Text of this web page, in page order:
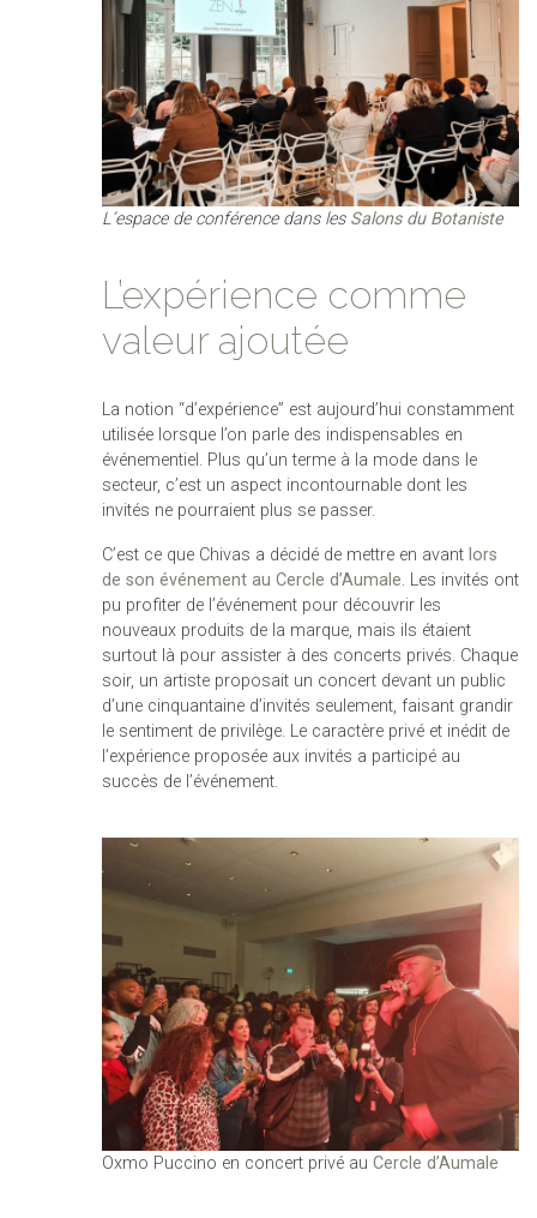
L’espace de conférence dans les Salons du Botaniste
L’expérience comme
valeur ajoutée
La notion “d’expérience” est aujourd’hui constamment
utilisée lorsque l’on parle des indispensables en
événementiel. Plus qu’un terme à la mode dans le
secteur, c’est un aspect incontournable dont les
invités ne pourraient plus se passer.
C’est ce que Chivas a décidé de mettre en avant lors
de son événement au Cercle d’Aumale. Les invités ont
pu profiter de l’événement pour découvrir les
nouveaux produits de la marque, mais ils étaient
surtout là pour assister à des concerts privés. Chaque
soir, un artiste proposait un concert devant un public
d’une cinquantaine d’invités seulement, faisant grandir
le sentiment de privilège. Le caractère privé et inédit de
l’expérience proposée aux invités a participé au
succès de l’événement.
Oxmo Puccino en concert privé au Cercle d’Aumale